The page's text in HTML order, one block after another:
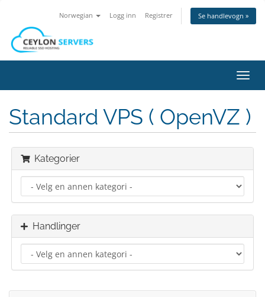
Norwegian Logg inn Registrer Se handlevogn »
Bytt
Standard VPS ( OpenVZ )
Kategorier
Handlinger